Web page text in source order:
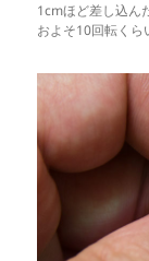
1cmほど差し込ん
およそ10回転くら